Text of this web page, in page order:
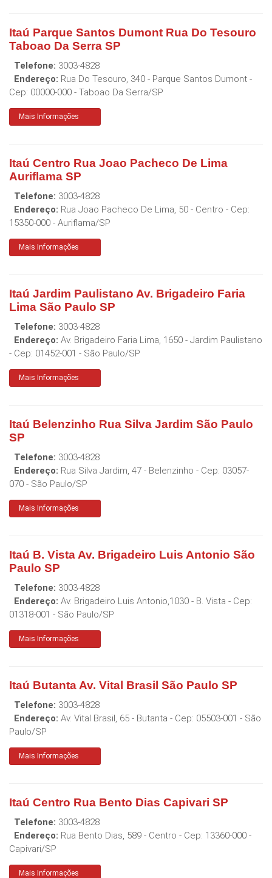
Itaú Parque Santos Dumont Rua Do Tesouro
Taboao Da Serra SP
Telefone: 3003-4828
Endereço: Rua Do Tesouro, 340 - Parque Santos Dumont -
Cep: 00000-000 - Taboao Da Serra/SP
Mais Informações
Itaú Centro Rua Joao Pacheco De Lima
Auriflama SP
Telefone: 3003-4828
Endereço: Rua Joao Pacheco De Lima, 50 - Centro - Cep:
15350-000 - Auriflama/SP
Mais Informações
Itaú Jardim Paulistano Av. Brigadeiro Faria
Lima São Paulo SP
Telefone: 3003-4828
Endereço: Av. Brigadeiro Faria Lima, 1650 - Jardim Paulistano
- Cep: 01452-001 - São Paulo/SP
Mais Informações
Itaú Belenzinho Rua Silva Jardim São Paulo
SP
Telefone: 3003-4828
Endereço: Rua Silva Jardim, 47 - Belenzinho - Cep: 03057-
070 - São Paulo/SP
Mais Informações
Itaú B. Vista Av. Brigadeiro Luis Antonio São
Paulo SP
Telefone: 3003-4828
Endereço: Av. Brigadeiro Luis Antonio,1030 - B. Vista - Cep:
01318-001 - São Paulo/SP
Mais Informações
Itaú Butanta Av. Vital Brasil São Paulo SP
Telefone: 3003-4828
Endereço: Av. Vital Brasil, 65 - Butanta - Cep: 05503-001 - São
Paulo/SP
Mais Informações
Itaú Centro Rua Bento Dias Capivari SP
Telefone: 3003-4828
Endereço: Rua Bento Dias, 589 - Centro - Cep: 13360-000 -
Capivari/SP
Mais Informações